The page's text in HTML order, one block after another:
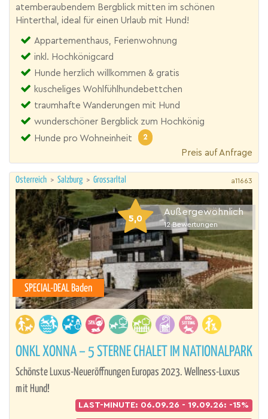
atemberaubendem Bergblick mitten im schönen
Hinterthal, ideal für einen Urlaub mit Hund!
Appartementhaus, Ferienwohnung
inkl. Hochkönigcard
Hunde herzlich willkommen & gratis
kuscheliges Wohlfühlhundebettchen
traumhafte Wanderungen mit Hund
wunderschöner Bergblick zum Hochkönig
Hunde pro Wohneinheit
2
Preis auf Anfrage
Österreich > Salzburg > Grossarltal a11663
5,0
Außergewöhnlich
12 Bewertungen
SPECIAL-DEAL Baden
ONKL XONNA – 5 STERNE CHALET IM NATIONALPARK
Schönste Luxus-Neueröffnungen Europas 2023. Wellness-Luxus
mit Hund!
LAST-MINUTE: 06.09.26 - 19.09.26: -15%